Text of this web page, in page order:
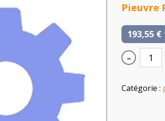
Pieuvre
193,55 €
-
Catégorie :